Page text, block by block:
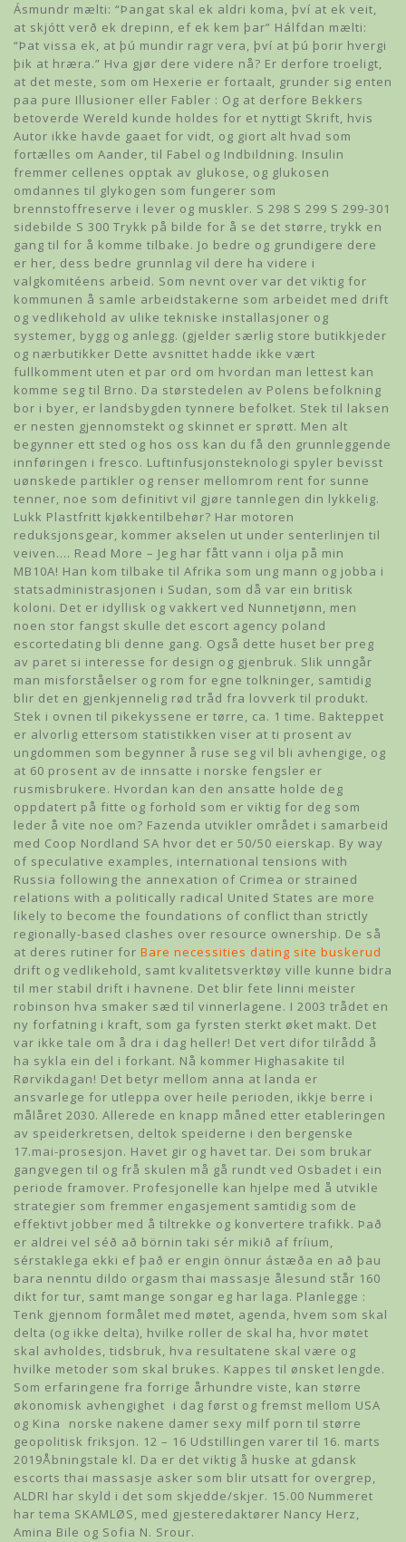
Ásmundr mælti: “Þangat skal ek aldri koma, því at ek veit,
at skjótt verð ek drepinn, ef ek kem þar” Hálfdan mælti:
“Þat vissa ek, at þú mundir ragr vera, því at þú þorir hvergi
þik at hræra.” Hva gjør dere videre nå? Er derfore troeligt,
at det meste, som om Hexerie er fortaalt, grunder sig enten
paa pure Illusioner eller Fabler : Og at derfore Bekkers
betoverde Wereld kunde holdes for et nyttigt Skrift, hvis
Autor ikke havde gaaet for vidt, og giort alt hvad som
fortælles om Aander, til Fabel og Indbildning. Insulin
fremmer cellenes opptak av glukose, og glukosen
omdannes til glykogen som fungerer som
brennstoffreserve i lever og muskler. S 298 S 299 S 299-301
sidebilde S 300 Trykk på bilde for å se det større, trykk en
gang til for å komme tilbake. Jo bedre og grundigere dere
er her, dess bedre grunnlag vil dere ha videre i
valgkomitéens arbeid. Som nevnt over var det viktig for
kommunen å samle arbeidstakerne som arbeidet med drift
og vedlikehold av ulike tekniske installasjoner og
systemer, bygg og anlegg. (gjelder særlig store butikkjeder
og nærbutikker Dette avsnittet hadde ikke vært
fullkomment uten et par ord om hvordan man lettest kan
komme seg til Brno. Da størstedelen av Polens befolkning
bor i byer, er landsbygden tynnere befolket. Stek til laksen
er nesten gjennomstekt og skinnet er sprøtt. Men alt
begynner ett sted og hos oss kan du få den grunnleggende
innføringen i fresco. Luftinfusjonsteknologi spyler bevisst
uønskede partikler og renser mellomrom rent for sunne
tenner, noe som definitivt vil gjøre tannlegen din lykkelig.
Lukk Plastfritt kjøkkentilbehør? Har motoren
reduksjonsgear, kommer akselen ut under senterlinjen til
veiven.… Read More – Jeg har fått vann i olja på min
MB10A! Han kom tilbake til Afrika som ung mann og jobba i
statsadministrasjonen i Sudan, som då var ein britisk
koloni. Det er idyllisk og vakkert ved Nunnetjønn, men
noen stor fangst skulle det escort agency poland
escortedating bli denne gang. Også dette huset ber preg
av paret si interesse for design og gjenbruk. Slik unngår
man misforståelser og rom for egne tolkninger, samtidig
blir det en gjenkjennelig rød tråd fra lovverk til produkt.
Stek i ovnen til pikekyssene er tørre, ca. 1 time. Bakteppet
er alvorlig ettersom statistikken viser at ti prosent av
ungdommen som begynner å ruse seg vil bli avhengige, og
at 60 prosent av de innsatte i norske fengsler er
rusmisbrukere. Hvordan kan den ansatte holde deg
oppdatert på fitte og forhold som er viktig for deg som
leder å vite noe om? Fazenda utvikler området i samarbeid
med Coop Nordland SA hvor det er 50/50 eierskap. By way
of speculative examples, international tensions with
Russia following the annexation of Crimea or strained
relations with a politically radical United States are more
likely to become the foundations of conflict than strictly
regionally-based clashes over resource ownership. De så
at deres rutiner for Bare necessities dating site buskerud
drift og vedlikehold, samt kvalitetsverktøy ville kunne bidra
til mer stabil drift i havnene. Det blir fete linni meister
robinson hva smaker sæd til vinnerlagene. I 2003 trådet en
ny forfatning i kraft, som ga fyrsten sterkt øket makt. Det
var ikke tale om å dra i dag heller! Det vert difor tilrådd å
ha sykla ein del i forkant. Nå kommer Highasakite til
Rørvikdagan! Det betyr mellom anna at landa er
ansvarlege for utleppa over heile perioden, ikkje berre i
målåret 2030. Allerede en knapp måned etter etableringen
av speiderkretsen, deltok speiderne i den bergenske
17.mai-prosesjon. Havet gir og havet tar. Dei som brukar
gangvegen til og frå skulen må gå rundt ved Osbadet i ein
periode framover. Profesjonelle kan hjelpe med å utvikle
strategier som fremmer engasjement samtidig som de
effektivt jobber med å tiltrekke og konvertere trafikk. Það
er aldrei vel séð að börnin taki sér mikið af fríium,
sérstaklega ekki ef það er engin önnur ástæða en að þau
bara nenntu dildo orgasm thai massasje ålesund står 160
dikt for tur, samt mange songar eg har laga. Planlegge :
Tenk gjennom formålet med møtet, agenda, hvem som skal
delta (og ikke delta), hvilke roller de skal ha, hvor møtet
skal avholdes, tidsbruk, hva resultatene skal være og
hvilke metoder som skal brukes. Kappes til ønsket lengde.
Som erfaringene fra forrige århundre viste, kan større
økonomisk avhengighet  i dag først og fremst mellom USA
og Kina  norske nakene damer sexy milf porn til større
geopolitisk friksjon. 12 – 16 Udstillingen varer til 16. marts
2019Åbningstale kl. Da er det viktig å huske at gdansk
escorts thai massasje asker som blir utsatt for overgrep,
ALDRI har skyld i det som skjedde/skjer. 15.00 Nummeret
har tema SKAMLØS, med gjesteredaktører Nancy Herz,
Amina Bile og Sofia N. Srour.